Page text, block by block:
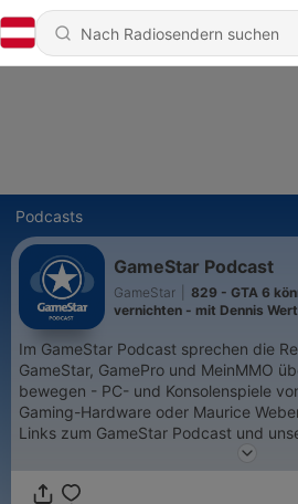
Podcasts
GameStar Podcast
GameStar
829 - GTA 6
vernichten - mit Dennis
Im GameStar Podcast sprechen die
GameStar, GamePro und MeinMMO
bewegen - PC- und Konsolenspiele
Gaming-Hardware oder Maurice Webers
Links zum GameStar Podcast und
https://linktr.ee/gamestarpodcast Schickt Fragen, Feedback